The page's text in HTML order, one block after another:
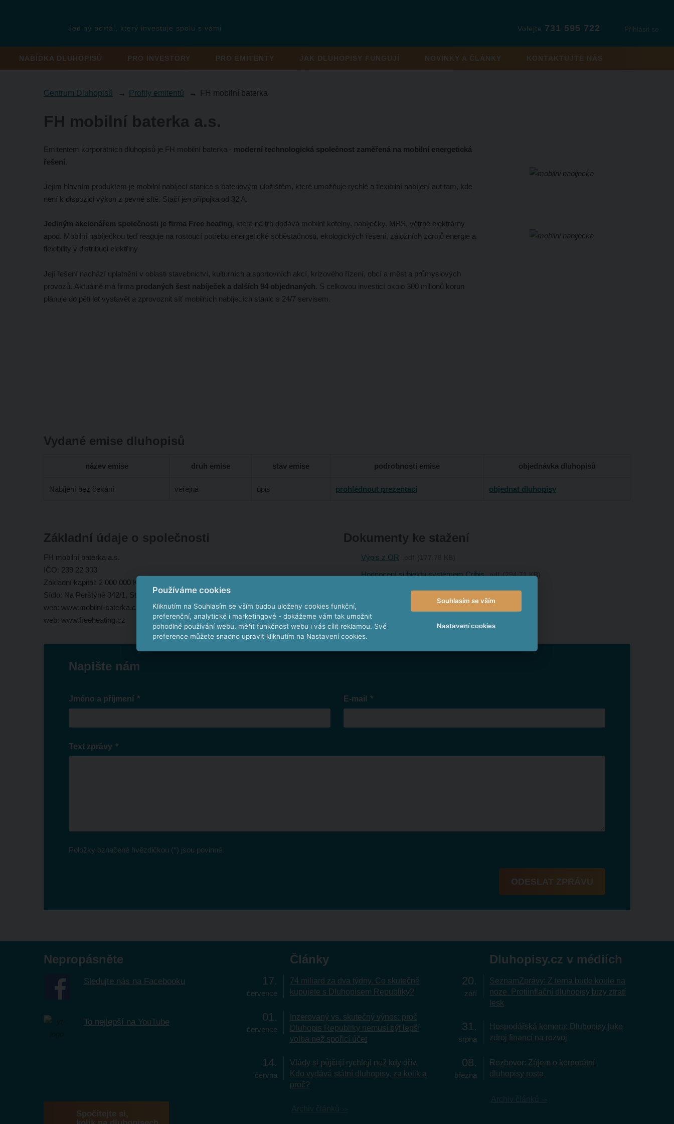
Jediný portál, který investuje spolu s vámi Přihlásit se
Volejte 731 595 722
NABÍDKA DLUHOPISŮ PRO INVESTORY PRO EMITENTY JAK DLUHOPISY FUNGUJÍ NOVINKY A ČLÁNKY KONTAKTUJTE NÁS
Centrum Dluhopisů Profily emitentů FH mobilní baterka
FH mobilní baterka a.s.
Emitentem korporátních dluhopisů je FH mobilní baterka - moderní technologická společnost zaměřená na mobilní energetická
řešení.
Jejím hlavním produktem je mobilní nabíjecí stanice s bateriovým úložištěm, které umožňuje rychlé a flexibilní nabíjení aut tam, kde
není k dispozici výkon z pevné sítě. Stačí jen přípojka od 32 A.
Jediným akcionářem společnosti je firma Free heating, která na trh dodává mobilní kotelny, nabíječky, MBS, větrné elektrárny
apod. Mobilní nabíječkou teď reaguje na rostoucí potřebu energetické soběstačnosti, ekologických řešení, záložních zdrojů energie a
flexibility v distribuci elektřiny
Její řešení nachází uplatnění v oblasti stavebnictví, kulturních a sportovních akcí, krizového řízení, obcí a měst a průmyslových
provozů. Aktuálně má firma prodaných šest nabíječek a dalších 94 objednaných. S celkovou investicí okolo 300 milionů korun
plánuje do pěti let vystavět a zprovoznit síť mobilních nabíjecích stanic s 24/7 servisem.
Vydané emise dluhopisů
název emise druh emise stav emise podrobnosti emise objednávka dluhopisů
Nabíjení bez čekání veřejná úpis prohlédnout prezentaci objednat dluhopisy
Základní údaje o společnosti
FH mobilní baterka a.s.
IČO: 239 22 303
Základní kapitál: 2 000 000 Kč
Sídlo: Na Perštýně 342/1, Staré Město, 110 00 Praha 1
web: www.mobilní-baterka.cz
web: www.freeheating.cz
Dokumenty ke stažení
Výpis z OR
Hodnocení subjektu systémem Cribis pdf 294.71 KB
Napište nám
Jméno a příjmení * E-mail *
Text zprávy *
Položky označené hvězdičkou (*) jsou povinné.
ODESLAT ZPRÁVU
Nepropásněte
Sledujte nás na Facebooku
To nejlepší na YouTube
Spočítejte si,
Články
17
července
74 miliard za dva týdny. Co skutečně
kupujete s Dluhopisem Republiky?
01
července
Inzerovaný vs. skutečný výnos: proč
Dluhopis Republiky nemusí být lepší
volba než spořicí účet
14
června
Vlády si půjčují rychleji než kdy dřív.
Kdo vydává státní dluhopisy, za kolik a
proč?
Dluhopisy.cz v médiích
20
září
SeznamZprávy: Z terna bude koule na
noze. Protiinflační dluhopisy brzy ztratí
lesk
31
srpna
Hospodářská komora: Dluhopisy jako
zdroj financí na rozvoj
08
března
Rozhovor: Zájem o korporátní
dluhopisy roste
Používáme cookies
Kliknutím na Souhlasím se vším budou uloženy cookies funkční,
preferenční, analytické i marketingové - dokážeme vám tak umožnit
pohodlné používání webu, měřit funkčnost webu i vás cílit reklamou. Své
preference můžete snadno upravit kliknutím na Nastavení cookies.
Souhlasím se vším
Nastavení cookies